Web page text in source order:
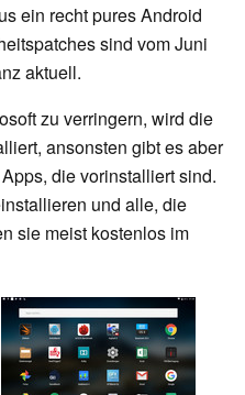
ein recht pures Android
sind vom Juni
aktuell.
zu verringern, wird die
ansonsten gibt es aber
die vorinstalliert sind.
und alle, die
sie meist kostenlos im